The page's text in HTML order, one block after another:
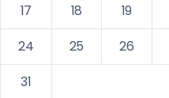
17
18 19
24
25 26
31